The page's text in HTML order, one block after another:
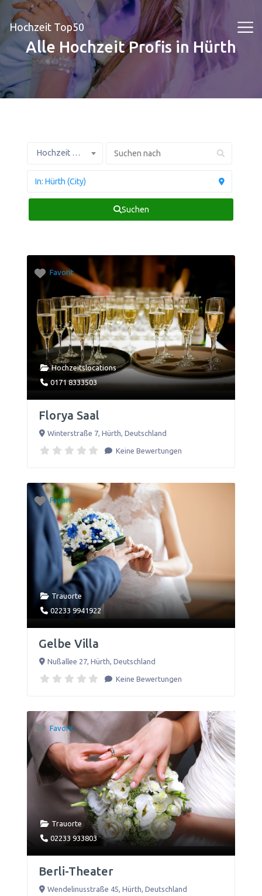
Hochzeit Top50
Alle Hochzeit Profis in Hürth
Hochzeit Profis
Suchen
Favorit
Hochzeitslocations
0171 8333503
Florya Saal
Winterstraße 7, Hürth, Deutschland
Keine Bewertungen
Favorit
Trauorte
02233 9941922
Gelbe Villa
Nußallee 27, Hürth Deutschland
Keine Bewertungen
Favorit
Trauorte
02233 933803
Berli-Theater
Wendelinusstraße 45, Hürth, Deutschland